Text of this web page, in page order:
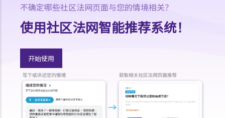
A. 对当押商收取当押物品时的禁制
B. 贷款的利息监管
C. 当票及总登记册
D. 交回物品及未赎回物品
E. 如当押的货品如属赃物，应如何处理？
F. 当押商就损失或损害须负的法律责任
常见信贷类型
不确定哪些社区法网页面与您的情境相关？
使用社区法网智能推荐系统！
开始使用